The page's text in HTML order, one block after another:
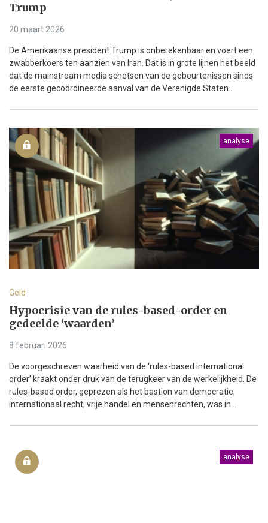
Trump
20 maart 2026
De Amerikaanse president Trump is onberekenbaar en voert een
zwabberkoers ten aanzien van Iran. Dat is in grote lijnen het beeld
dat de mainstream media schetsen van de gebeurtenissen sinds
de eerste gecoördineerde aanval van de Verenigde Staten...
analyse
Geld
Hypocrisie van de rules-based-order en
gedeelde ‘waarden’
8 februari 2026
De voorgeschreven waarheid van de ‘rules-based international
order’ kraakt onder druk van de terugkeer van de werkelijkheid. De
rules-based order, geprezen als het bastion van democratie,
internationaal recht, vrije handel en mensenrechten, was in...
analyse